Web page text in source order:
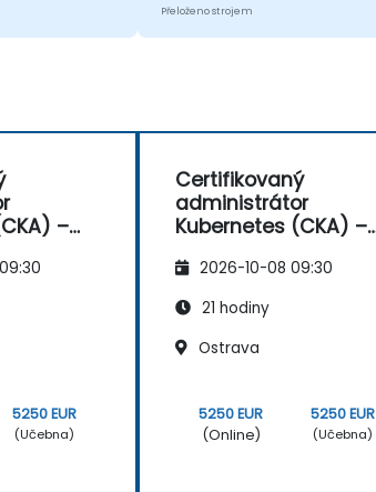
Přeloženo strojem
–
5250 EUR
(Učebna)
Certifikovaný
administrátor
Kubernetes (CKA) –
2026-10-08 09:30
21 hodiny
Ostrava
5250 EUR
(Online)
5250 EUR
(Učebna)